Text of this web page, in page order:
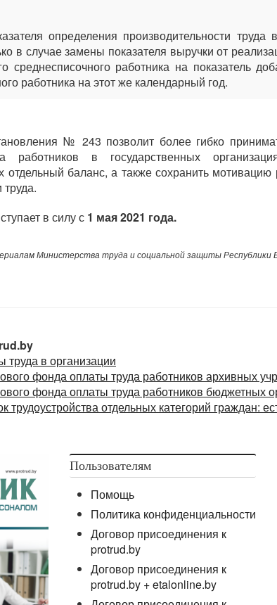
определения производительности труда
в случае замены показателя выручки от
среднесписочного работника на показатель
работника на этот же календарный год.
№ 243 позволит более гибко
работников в государственных
баланс, а также сохранить мотивацию
труда.
в силу с 1 мая 2021 года.
Министерства труда и социальной защиты Республики
труда в организации
фонда оплаты труда работников архивных
фонда оплаты труда работников бюджетных
трудоустройства отдельных категорий граждан:
Пользователям
Помощь
Политика конфиденциальности
Договор присоединения к
protrud.by
Договор присоединения к
protrud.by + etalonline.by